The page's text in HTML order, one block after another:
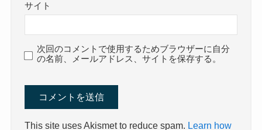
サイト
次回のコメントで使用するためブラウザーに自分
の名前、メールアドレス、サイトを保存する。
This site uses Akismet to reduce spam. Learn how